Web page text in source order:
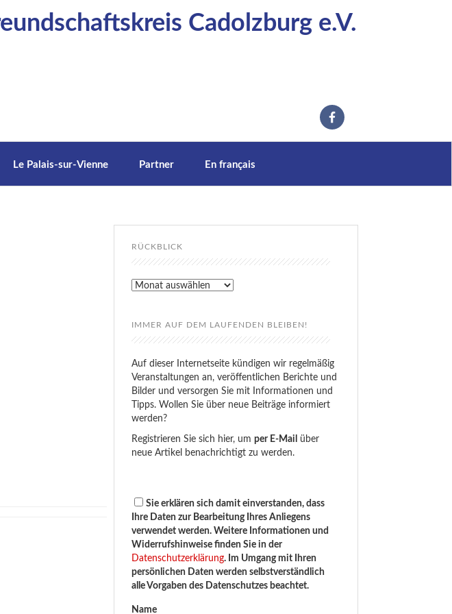
Cadolzburg e.V.
Le Palais-sur-Vienne Partner En français
RÜCKBLICK
Rückblick
IMMER AUF DEM LAUFENDEN BLEIBEN!
Auf dieser Internetseite kündigen wir regelmäßig
Veranstaltungen an, veröffentlichen Berichte und
Bilder und versorgen Sie mit Informationen und
Tipps. Wollen Sie über neue Beiträge informiert
werden?
Registrieren Sie sich hier, umper E-Mail
über
neue Artikel benachrichtigt zu werden.
Sie erklären sich damit einverstanden, dass
Ihre Daten zur Bearbeitung Ihres Anliegens
verwendet werden. Weitere Informationen und
Widerrufshinweise finden Sie in der
Datenschutzerklärung. Im Umgang mit Ihren
persönlichen Daten werden selbstverständlich
alle Vorgaben des Datenschutzes beachtet.
Name